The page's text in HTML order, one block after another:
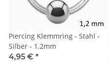
Piercing Klemmring - Stahl -
Silber - 1.2mm
4,95 € *